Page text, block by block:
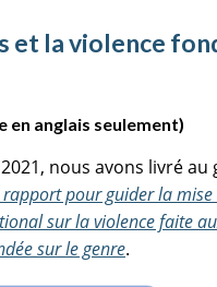
et la violence
en anglais seulement)
nous avons livré
rapport pour guider la
sur la violence faite
sur le genre.